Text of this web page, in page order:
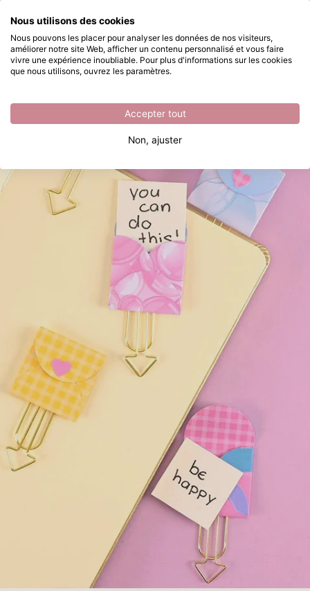
Passer au contenu principal
Disponible immédiatement Fabriquer des trombones avec petite enveloppe mignonne
Que recherchez-vous ?
Nous utilisons des cookies
Nous pouvons les placer pour analyser les données de nos visiteurs,
améliorer notre site Web, afficher un contenu personnalisé et vous faire
vivre une expérience inoubliable. Pour plus d'informations sur les cookies
que nous utilisons, ouvrez les paramètres.
Accepter tout
Non, ajuster